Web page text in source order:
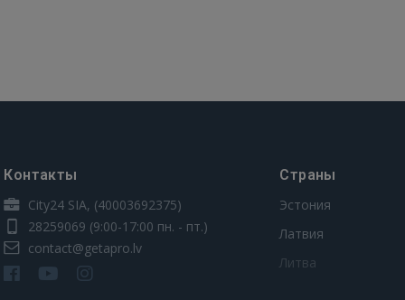
Контакты
City24 SIA, (40003692375)
28259069 (9:00-17:00 пн. - пт.)
contact@getapro.lv
Страны
Эстония
Латвия
Литва